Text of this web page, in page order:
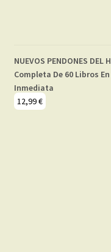
NUEVOS PENDONES
Completa De 60 Libros
Inmediata
12,99€